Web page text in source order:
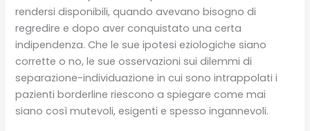
rendersi disponibili, quando avevano bisogno di
regredire e dopo aver conquistato una certa
indipendenza. Che le sue ipotesi eziologiche siano
corrette o no, le sue osservazioni sui dilemmi di
separazione-individuazione in cui sono intrappolati i
pazienti borderline riescono a spiegare come mai
siano così mutevoli, esigenti e spesso ingannevoli.